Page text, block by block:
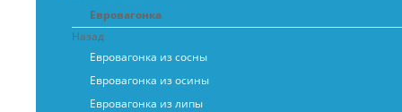
Евровагонка
Назад
Евровагонка из сосны
Евровагонка из осины
Евровагонка из липы